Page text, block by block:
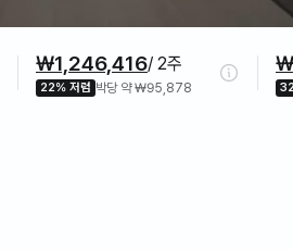
₩1,246,416/ 2주
22% 저렴 박당 약 ₩95,878